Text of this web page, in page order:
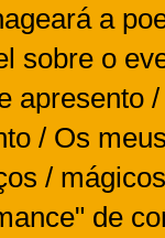
a
sobre o
apresento
/ Os
/
de